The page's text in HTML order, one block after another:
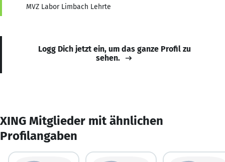
MVZ Labor Limbach Lehrte
Logg Dich jetzt ein, um das ganze Profil zu
sehen.
XING Mitglieder mit ähnlichen
Profilangaben